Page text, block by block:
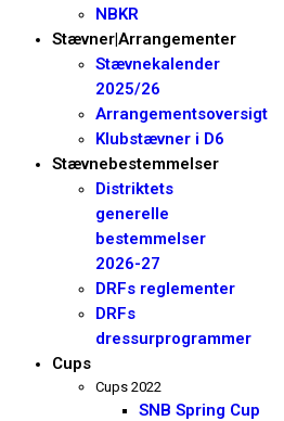
NBKR
Stævner|Arrangementer
Stævnekalender
2025/26
Arrangementsoversigt
Klubstævner i D6
Stævnebestemmelser
Distriktets
generelle
bestemmelser
2026-27
DRFs reglementer
DRFs
dressurprogrammer
Cups
Cups 2022
SNB Spring Cup